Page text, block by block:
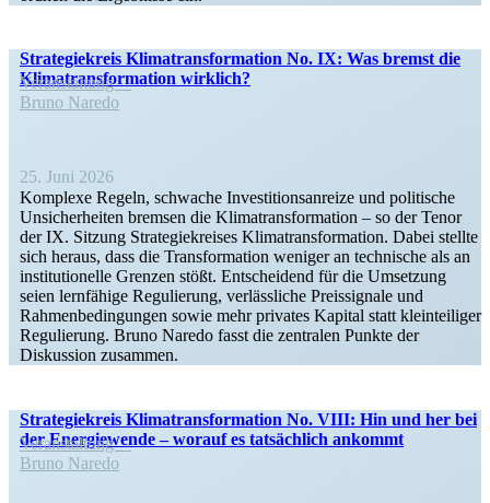
Strate­gie­kreis Klima­trans­for­mation No. IX: Was bremst die
Klima­trans­for­mation wirklich?
Veran­staltung
Bruno Naredo
25. Juni 2026
Komplexe Regeln, schwache Inves­ti­ti­ons­an­reize und politische
Unsicher­heiten bremsen die Klima­trans­for­mation – so der Tenor
der IX. Sitzung Strate­gie­kreises Klima­trans­for­mation. Dabei stellte
sich heraus, dass die Trans­for­mation weniger an technische als an
insti­tu­tio­nelle Grenzen stößt. Entscheidend für die Umsetzung
seien lernfähige Regulierung, verläss­liche Preis­si­gnale und
Rahmen­be­din­gungen sowie mehr privates Kapital statt klein­tei­liger
Regulierung. Bruno Naredo fasst die zentralen Punkte der
Diskussion zusammen.
Strate­gie­kreis Klima­trans­for­mation No. VIII: Hin und her bei
der Energie­wende – worauf es tatsächlich ankommt
Veran­staltung
Bruno Naredo